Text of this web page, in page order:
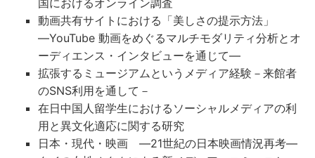
国におけるオンライン調査
動画共有サイトにおける「美しさの提示方法」
―YouTube 動画をめぐるマルチモダリティ分析とオ
ーディエンス・インタビューを通じて―
拡張するミュージアムというメディア経験－来館者
のSNS利用を通して－
在日中国人留学生におけるソーシャルメディアの利
用と異文化適応に関する研究
日本・現代・映画 ―21世紀の日本映画情況再考―